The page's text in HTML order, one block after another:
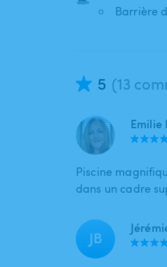
Barrière
5 (13
Emilie
Piscine
dans un cadre
JB